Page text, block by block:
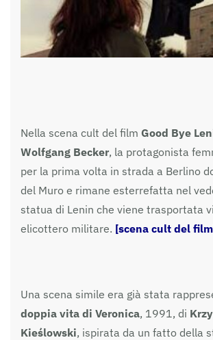
Nella scena cult del film Good Bye
Wolfgang Becker, la protagonista
per la prima volta in strada a Berlino
del Muro e rimane esterrefatta nel
statua di Lenin che viene trasportata
elicottero militare. [scena cult del
Una scena simile era già stata
doppia vita di Veronica, 1991, di
Kieślowski, ispirata da un fatto della